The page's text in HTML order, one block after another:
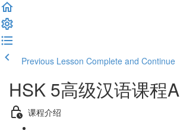
Previous Lesson Complete and Continue
HSK 5高级汉语课程A
课程介绍